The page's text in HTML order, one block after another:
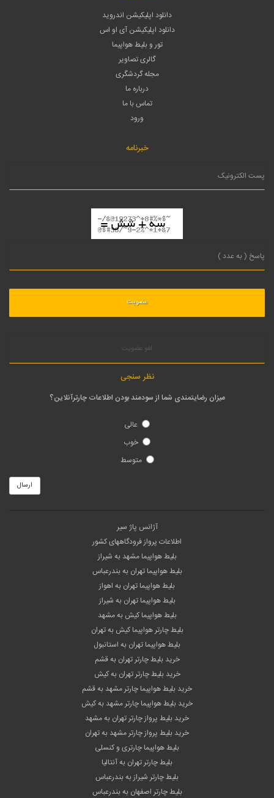
دانلود اپلیکیشن اندروید
دانلود اپلیکیشن آی او اس
تور و بلیط هواپیما
گالری تصاویر
مجله گردشگری
درباره ما
تماس با ما
ورود
خبرنامه
لغو عضویت
نظر سنجی
میزان رضایتمندی شما از سودمند بودن اطلاعات چارترآنلاین؟
عالی
خوب
متوسط
ارسال
آژانس پاژ سیر
اطلاعات پرواز فرودگاههای کشور
بلیط هواپیما مشهد به شیراز
بلیط هواپیما تهران به بندرعباس
بلیط هواپیما تهران به اهواز
بلیط هواپیما تهران به شیراز
بلیط هواپیما کیش به مشهد
بلیط چارتر هواپیما کیش به تهران
بلیط هواپیما تهران به استانبول
خرید بلیط چارتر تهران به قشم
خرید بلیط چارتر تهران به کیش
خرید بلیط هواپیما چارتر مشهد به قشم
خرید بلیط هواپیما چارتر مشهد به کیش
خرید بلیط پرواز چارتر تهران به مشهد
خرید بلیط پرواز چارتر مشهد به تهران
بلیط هواپیما چارتری و کنسلی
بلیط چارتر تهران به آنتالیا
بلیط چارتر شیراز به بندرعباس
بلیط چارتر اصفهان به بندرعباس